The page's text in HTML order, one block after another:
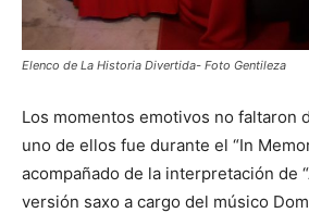
Elenco de La Historia Divertida- Foto Gentileza
Los momentos emotivos no faltaron
uno de ellos fue durante el “In
acompañado de la interpretación de
versión saxo a cargo del músico